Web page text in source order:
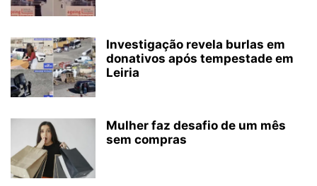
Investigação revela burlas em
donativos após tempestade em
Leiria
Mulher faz desafio de um mês
sem compras